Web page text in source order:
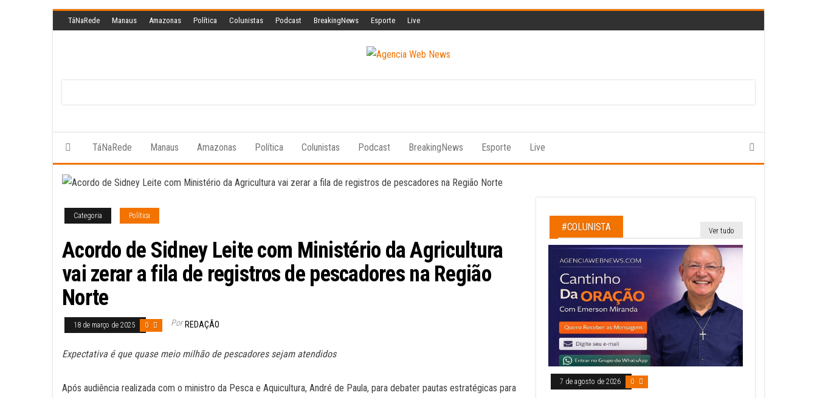
Skip
to
TáNaRede Manaus Amazonas Política Colunistas Podcast BreakingNews Esporte Live
TáNaRede Manaus Amazonas Política Colunistas Podcast BreakingNews Esporte Live
Categoria Política
Acordo de Sidney Leite com Ministério da Agricultura
vai zerar a fila de registros de pescadores na Região
Norte
18 de março de 2025 0 Por REDAÇÃO
Expectativa é que quase meio milhão de pescadores sejam atendidos
Após audiência realizada com o ministro da Pesca e Aquicultura, André de Paula, para debater pautas estratégicas para
#COLUNISTA Ver tudo
7 de agosto de 2026 0